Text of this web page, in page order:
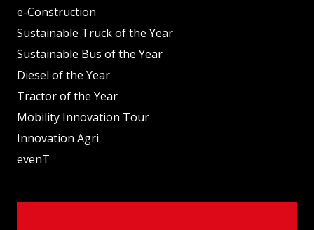
e-Construction
Sustainable Truck of the Year
Sustainable Bus of the Year
Diesel of the Year
Tractor of the Year
Mobility Innovation Tour
Innovation Agri
evenT